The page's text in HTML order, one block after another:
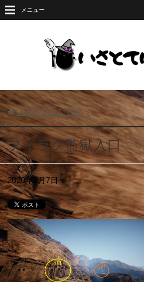
メニュー
いさとているTOP
フィラク監獄入口
2020年2月7日